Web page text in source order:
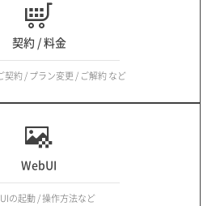
契約 / 料金
契約 / プラン変更 / ご解約 など
WebUI
の起動 / 操作方法など